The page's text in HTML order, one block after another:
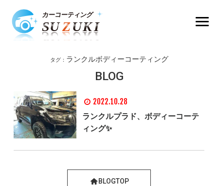
タグ： ランクルボディーコーティング
BLOG
2022.10.28
ランクルプラド、ボディーコーテ
ィング✨
BLOGTOP